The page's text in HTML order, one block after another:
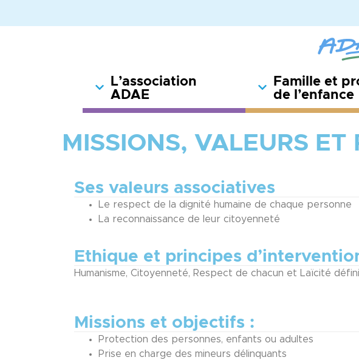
L’association
ADAE
Famille et
de l’enfance
MISSIONS, VALEURS
Ses valeurs associatives
Le respect de la dignité humaine de chaque personne
La reconnaissance de leur citoyenneté
Ethique et principes
Humanisme, Citoyenneté, Respect de chacun et Laïcité
Missions et objectifs :
Protection des personnes, enfants ou adultes
Prise en charge des mineurs délinquants